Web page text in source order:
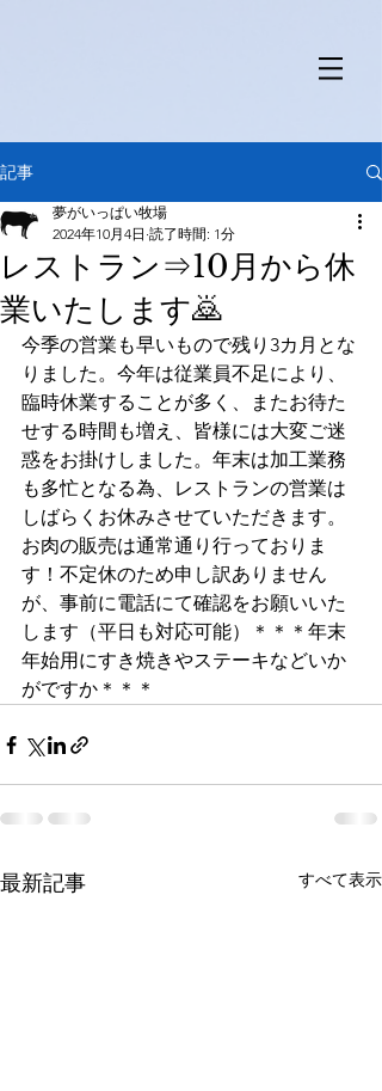
記事
レストラン⇒10月から休
業いたします🙇
夢がいっぱい牧場
2024年10月4日 読了時間: 1分
今季の営業も早いもので残り3カ月とな
りました。今年は従業員不足により、
臨時休業することが多く、またお待た
せする時間も増え、皆様には大変ご迷
惑をお掛けしました。年末は加工業務
も多忙となる為、レストランの営業は
しばらくお休みさせていただきます。
お肉の販売は通常通り行っておりま
す！不定休のため申し訳ありません
が、事前に電話にて確認をお願いいた
します（平日も対応可能）＊＊＊年末
年始用にすき焼きやステーキなどいか
がですか＊＊＊
最新記事 すべて表示